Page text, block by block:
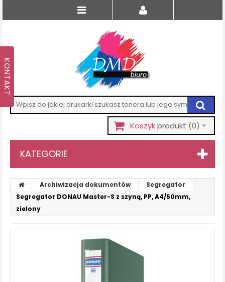
Koszykprodukt (0)
KATEGORIE
Archiwizacja dokumentów
Segregator
Segregator DONAU Master-S z szyną, PP, A4/50mm,
zielony